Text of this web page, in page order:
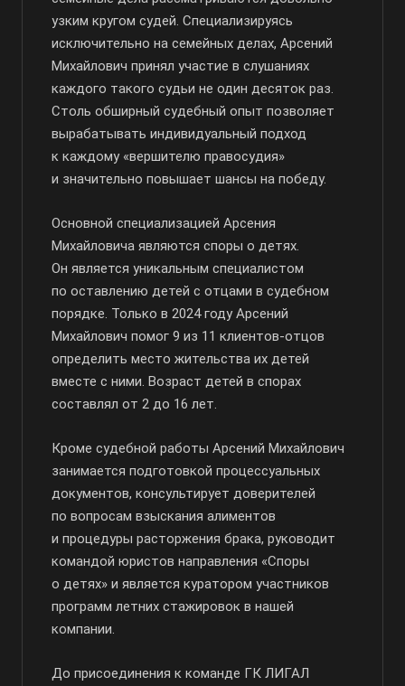
узким кругом судей. Специализируясь
исключительно на семейных делах, Арсений
Михайлович принял участие в слушаниях
каждого такого судьи не один десяток раз.
Столь обширный судебный опыт позволяет
вырабатывать индивидуальный подход
к каждому «вершителю правосудия»
и значительно повышает шансы на победу.
Основной специализацией Арсения
Михайловича являются споры о детях.
Он является уникальным специалистом
по оставлению детей с отцами в судебном
порядке. Только в 2024 году Арсений
Михайлович помог 9 из 11 клиентов-отцов
определить место жительства их детей
вместе с ними. Возраст детей в спорах
составлял от 2 до 16 лет.
Кроме судебной работы Арсений Михайлович
занимается подготовкой процессуальных
документов, консультирует доверителей
по вопросам взыскания алиментов
и процедуры расторжения брака, руководит
командой юристов направления «Споры
о детях» и является куратором участников
программ летних стажировок в нашей
компании.
До присоединения к команде ГК ЛИГАЛ